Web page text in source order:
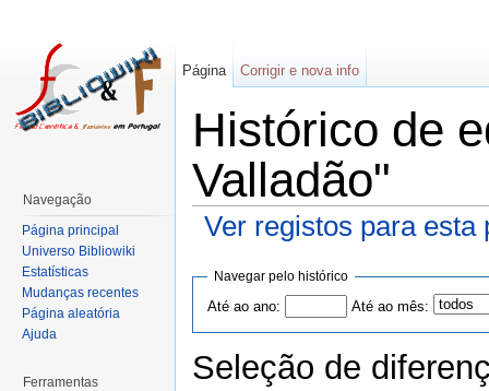
Histórico de
Valladão"
Ver registos para esta
Navegar pelo histórico
Até ao ano: Até ao mês:
Seleção de
Página Corrigir e nova info
Navegação
Página principal
Universo Bibliowiki
Estatísticas
Mudanças recentes
Página aleatória
Ajuda
Ferramentas